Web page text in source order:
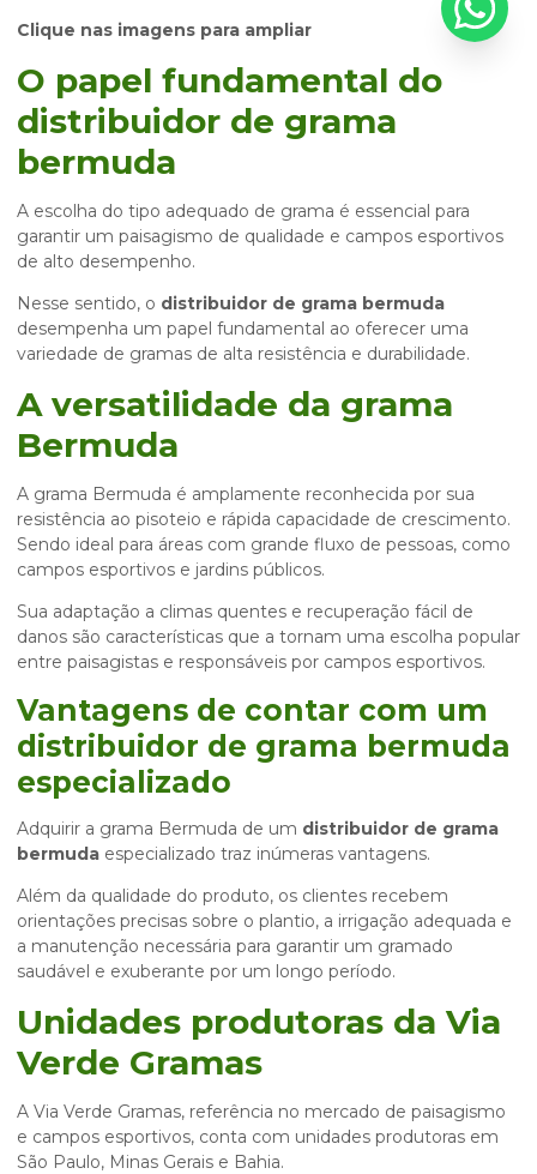
Clique nas imagens para ampliar
O papel fundamental do
distribuidor de grama
bermuda
A escolha do tipo adequado de grama é essencial para
garantir um paisagismo de qualidade e campos esportivos
de alto desempenho.
Nesse sentido, o distribuidor de grama bermuda
desempenha um papel fundamental ao oferecer uma
variedade de gramas de alta resistência e durabilidade.
A versatilidade da grama
Bermuda
A grama Bermuda é amplamente reconhecida por sua
resistência ao pisoteio e rápida capacidade de crescimento.
Sendo ideal para áreas com grande fluxo de pessoas, como
campos esportivos e jardins públicos.
Sua adaptação a climas quentes e recuperação fácil de
danos são características que a tornam uma escolha popular
entre paisagistas e responsáveis por campos esportivos.
Vantagens de contar com um
distribuidor de grama bermuda
especializado
Adquirir a grama Bermuda de um distribuidor de grama
bermuda especializado traz inúmeras vantagens.
Além da qualidade do produto, os clientes recebem
orientações precisas sobre o plantio, a irrigação adequada e
a manutenção necessária para garantir um gramado
saudável e exuberante por um longo período.
Unidades produtoras da Via
Verde Gramas
A Via Verde Gramas, referência no mercado de paisagismo
e campos esportivos, conta com unidades produtoras em
São Paulo, Minas Gerais e Bahia.